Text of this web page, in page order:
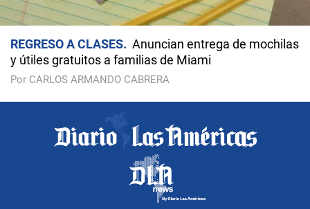
REGRESO A CLASES
Anuncian entrega de mochilas
y útiles gratuitos a familias de Miami
Por CARLOS ARMANDO CABRERA